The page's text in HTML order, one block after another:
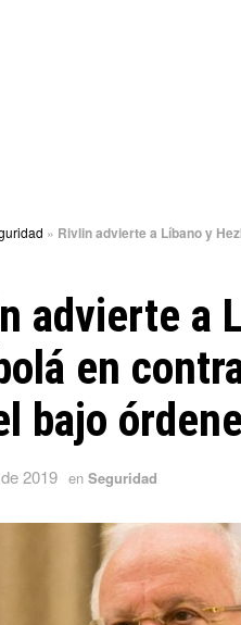
» Rivlin advierte a Líbano y
advierte a
en
bajo
2019 en Seguridad